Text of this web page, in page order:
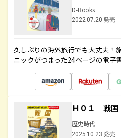
D-Books
2022.07.20 発売
久しぶりの海外旅行でも大丈夫！
ニックがつまった24ページの電子
Ｈ０１ 戦国
歴史時代
2025.10.23 発売